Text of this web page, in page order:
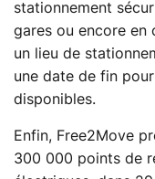
stationnement
gares ou encore en
un lieu de
une date de fin
disponibles.
Enfin, Free2Move
300 000 points de